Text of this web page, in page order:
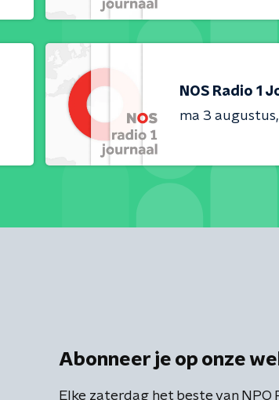
NOS Radio 1
ma 3 augustus
Abonneer je op onze
Elke zaterdag het beste van NPO